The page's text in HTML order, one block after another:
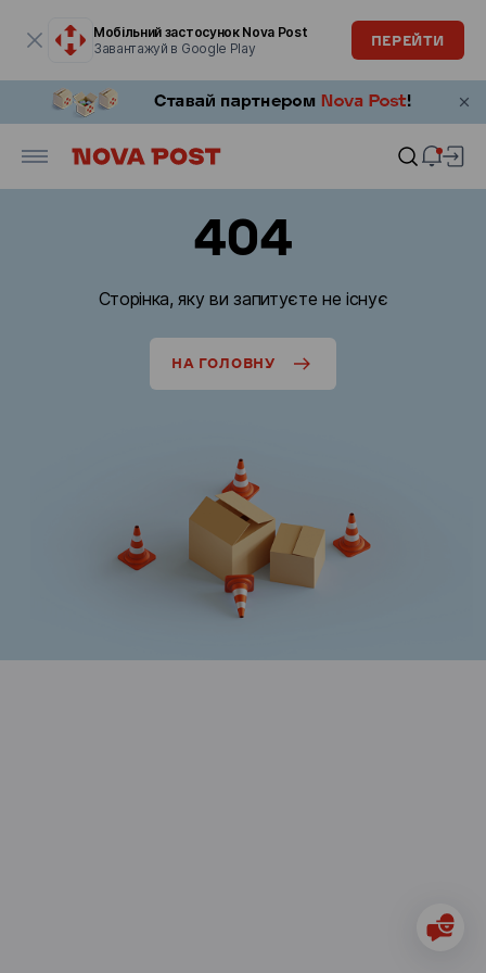
Мобільний застосунок Nova Post
Завантажуй в Google Play
ПЕРЕЙТИ
404
Сторінка, яку ви запитуєте не існує
НА ГОЛОВНУ